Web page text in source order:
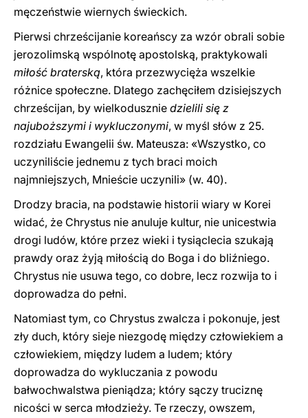
męczeństwie wiernych świeckich.
Pierwsi chrześcijanie koreańscy za wzór obrali sobie
jerozolimską wspólnotę apostolską, praktykowali
miłość braterską, która przezwycięża wszelkie
różnice społeczne. Dlatego zachęciłem dzisiejszych
chrześcijan, by wielkodusznie dzielili się z
najuboższymi i wykluczonymi, w myśl słów z 25.
rozdziału Ewangelii św. Mateusza: «Wszystko, co
uczyniliście jednemu z tych braci moich
najmniejszych, Mnieście uczynili» (w. 40).
Drodzy bracia, na podstawie historii wiary w Korei
widać, że Chrystus nie anuluje kultur, nie unicestwia
drogi ludów, które przez wieki i tysiąclecia szukają
prawdy oraz żyją miłością do Boga i do bliźniego.
Chrystus nie usuwa tego, co dobre, lecz rozwija to i
doprowadza do pełni.
Natomiast tym, co Chrystus zwalcza i pokonuje, jest
zły duch, który sieje niezgodę między człowiekiem a
człowiekiem, między ludem a ludem; który
doprowadza do wykluczania z powodu
bałwochwalstwa pieniądza; który sączy truciznę
nicości w serca młodzieży. Te rzeczy, owszem,